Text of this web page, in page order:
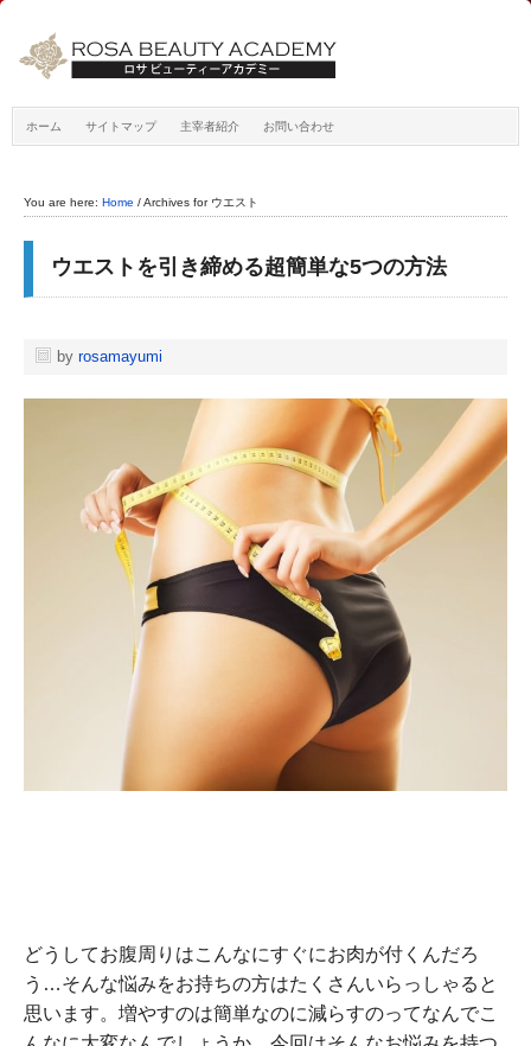
ホーム サイトマップ 主宰者紹介 お問い合わせ
You are here: Home /Archives for ウエスト
ウエストを引き締める超簡単な5つの方法
by rosamayumi
どうしてお腹周りはこんなにすぐにお肉が付くんだろ
う…そんな悩みをお持ちの方はたくさんいらっしゃると
思います。増やすのは簡単なのに減らすのってなんでこ